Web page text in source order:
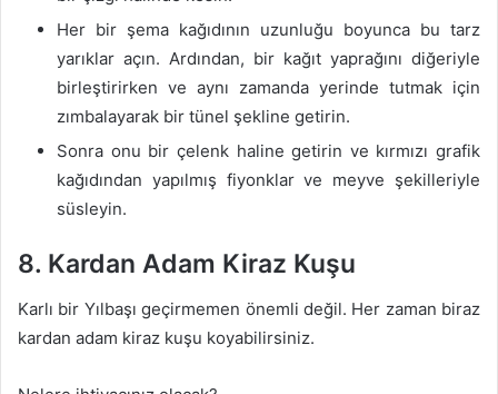
Her bir şema kağıdının uzunluğu boyunca bu tarz
yarıklar açın. Ardından, bir kağıt yaprağını diğeriyle
birleştirirken ve aynı zamanda yerinde tutmak için
zımbalayarak bir tünel şekline getirin.
Sonra onu bir çelenk haline getirin ve kırmızı grafik
kağıdından yapılmış fiyonklar ve meyve şekilleriyle
süsleyin.
8. Kardan Adam Kiraz Kuşu
Karlı bir Yılbaşı geçirmemen önemli değil. Her zaman biraz
kardan adam kiraz kuşu koyabilirsiniz.